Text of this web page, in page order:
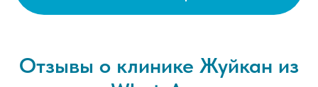
Отзывы о клинике Жуйкан из